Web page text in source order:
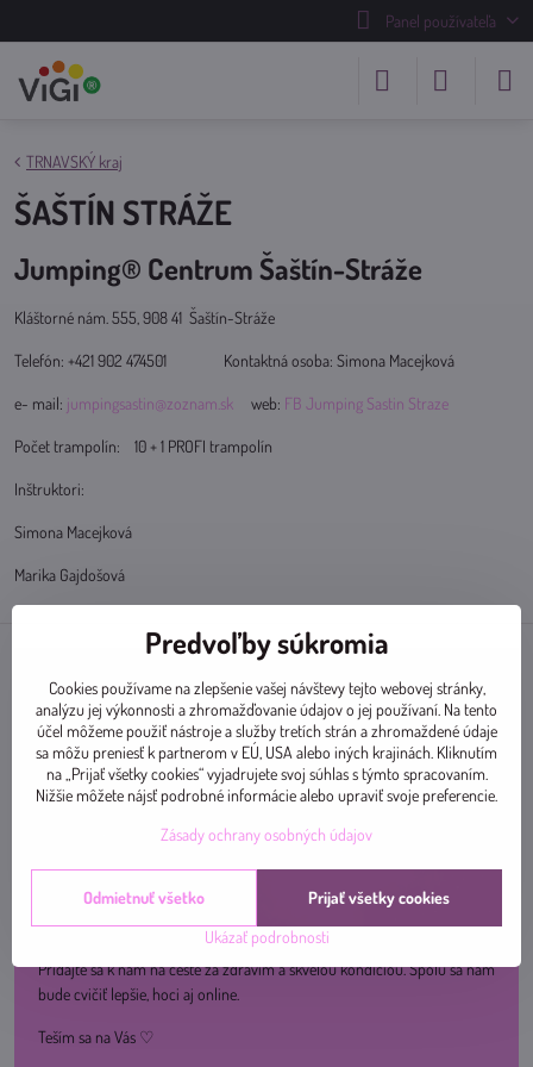
Panel používateľa
TRNAVSKÝ kraj
ŠAŠTÍN STRÁŽE
Jumping® Centrum Šaštín-Stráže
Kláštorné nám. 555, 908 41 Šaštín-Stráže
Telefón: +421 902 474501 Kontaktná osoba: Simona Macejková
e- mail: jumpingsastin@zoznam.sk web: FB Jumping Sastin Straze
Počet trampolín: 10 + 1 PROFI trampolín
Inštruktori:
Simona Macejková
Marika Gajdošová
Pridajte sa k nám na ceste za zdravím a skvelou kondíciou. Spolu sa nám
bude cvičiť lepšie, hoci aj online.
Teším sa na Vás ♡
Predvoľby súkromia
Cookies používame na zlepšenie vašej návštevy tejto webovej stránky,
analýzu jej výkonnosti a zhromažďovanie údajov o jej používaní. Na tento
účel môžeme použiť nástroje a služby tretích strán a zhromaždené údaje
sa môžu preniesť k partnerom v EÚ, USA alebo iných krajinách. Kliknutím
na „Prijať všetky cookies“ vyjadrujete svoj súhlas s týmto spracovaním.
Nižšie môžete nájsť podrobné informácie alebo upraviť svoje preferencie.
Zásady ochrany osobných údajov
Ukázať podrobnosti
Prijať všetky cookies
Odmietnuť všetko